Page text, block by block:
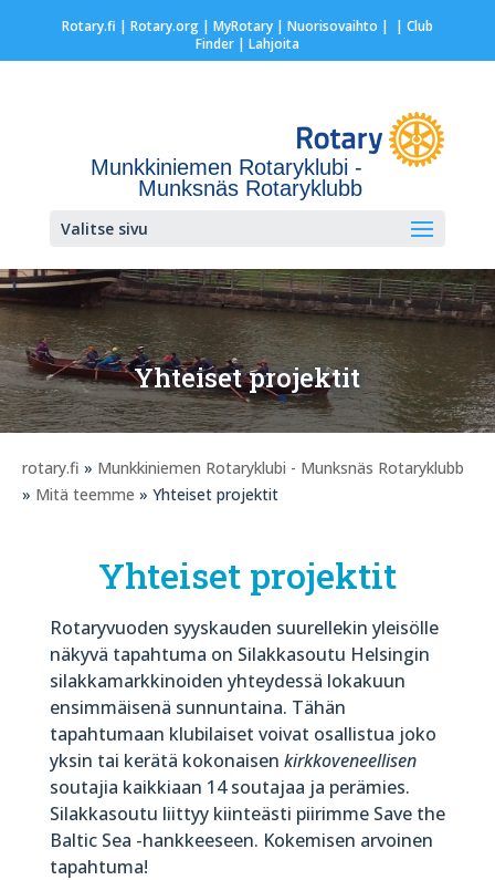
Rotary.fi | Rotary.org| MyRotary | Nuorisovaihto | | Club
Finder| Lahjoita
Munkkiniemen Rotaryklubi -
Munksnäs Rotaryklubb
Valitse sivu
Yhteiset projektit
rotary.fi » Munkkiniemen Rotaryklubi - Munksnäs Rotaryklubb
» Mitä teemme » Yhteiset projektit
Yhteiset projektit
Rotaryvuoden syyskauden suurellekin yleisölle
näkyvä tapahtuma on Silakkasoutu Helsingin
silakkamarkkinoiden yhteydessä lokakuun
ensimmäisenä sunnuntaina. Tähän
tapahtumaan klubilaiset voivat osallistua joko
yksin tai kerätä kokonaisen kirkkoveneellisen
soutajia kaikkiaan 14 soutajaa ja perämies.
Silakkasoutu liittyy kiinteästi piirimme Save the
Baltic Sea -hankkeeseen. Kokemisen arvoinen
tapahtuma!